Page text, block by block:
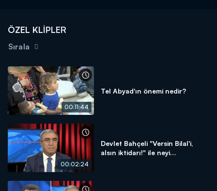
ÖZEL KLİPLER
Sırala
00:11:44
Tel Abyad'ın önemi nedir?
00:02:24
Devlet Bahçeli "Versin Bilal'i,
alsın iktidarı!" ile neyi